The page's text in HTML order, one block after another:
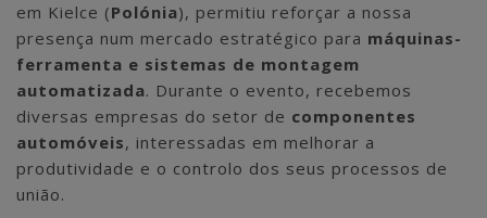
em Kielce (Polónia), permitiu reforçar a nossa
presença num mercado estratégico para máquinas-
ferramenta e sistemas de montagem
automatizada. Durante o evento, recebemos
diversas empresas do setor de componentes
automóveis, interessadas em melhorar a
produtividade e o controlo dos seus processos de
união.